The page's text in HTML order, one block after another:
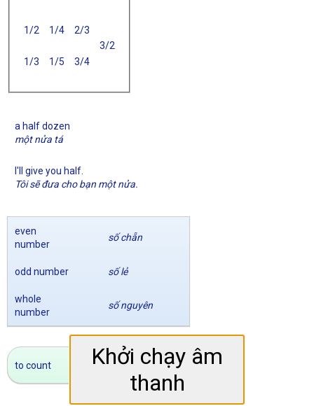
1/2
1/3
1/4
1/5
2/3
3/4
3/2
a half dozen
một nửa tá
I'll give you half.
Tôi sẽ đưa cho bạn một nửa.
even
number
số chẵn
odd number số lẻ
whole
number
số nguyên
to count đếm
Khởi chạy âm
thanh